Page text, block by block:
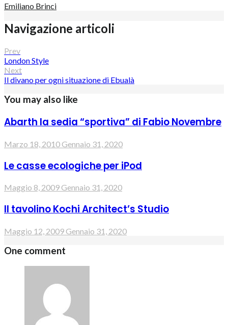
Emiliano Brinci
Navigazione articoli
Prev
London Style
Next
Il divano per ogni situazione di Ebualà
You may also like
Abarth la sedia “sportiva” di Fabio Novembre
Marzo 18, 2010Gennaio 31, 2020
Le casse ecologiche per iPod
Maggio 8, 2009Gennaio 31, 2020
Il tavolino Kochi Architect’s Studio
Maggio 12, 2009Gennaio 31, 2020
One comment